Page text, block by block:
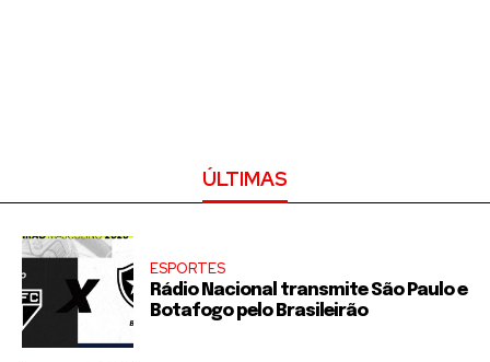
ÚLTIMAS
ESPORTES
Rádio Nacional transmite São Paulo e
Botafogo pelo Brasileirão